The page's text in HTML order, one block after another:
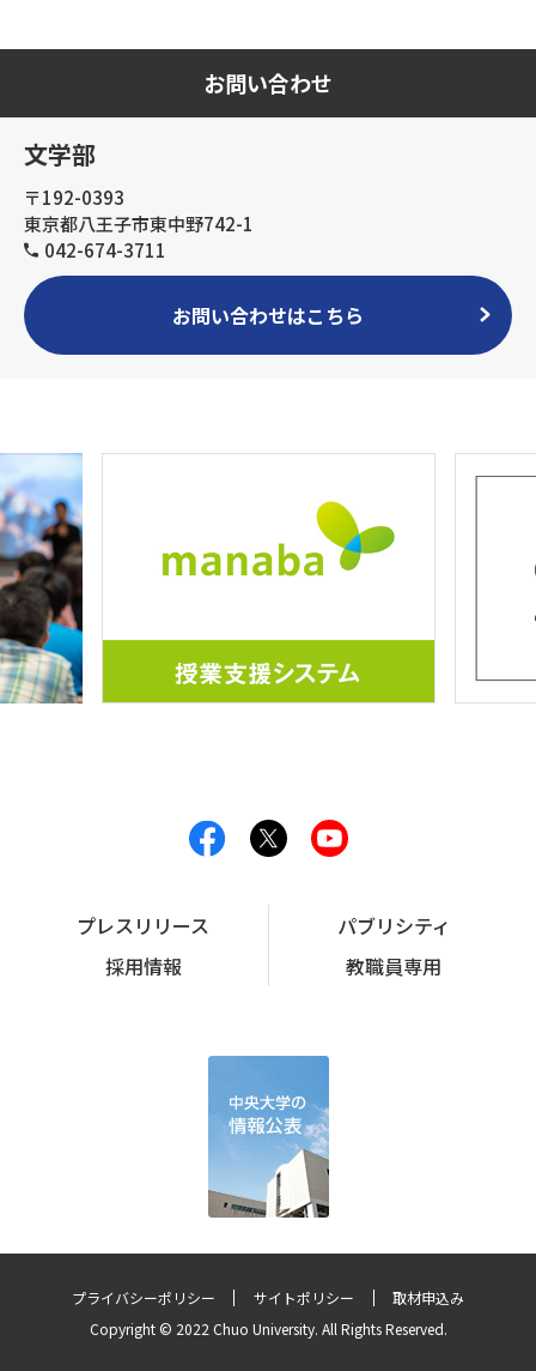
お問い合わせ
文学部
〒192-0393
東京都八王子市東中野742-1
042-674-3711
お問い合わせはこちら
プレスリリース
パブリシティ
採用情報
教職員専用
プライバシーポリシー サイトポリシー
取材申込み
Copyright © 2022 Chuo University. All Rights Reserved.